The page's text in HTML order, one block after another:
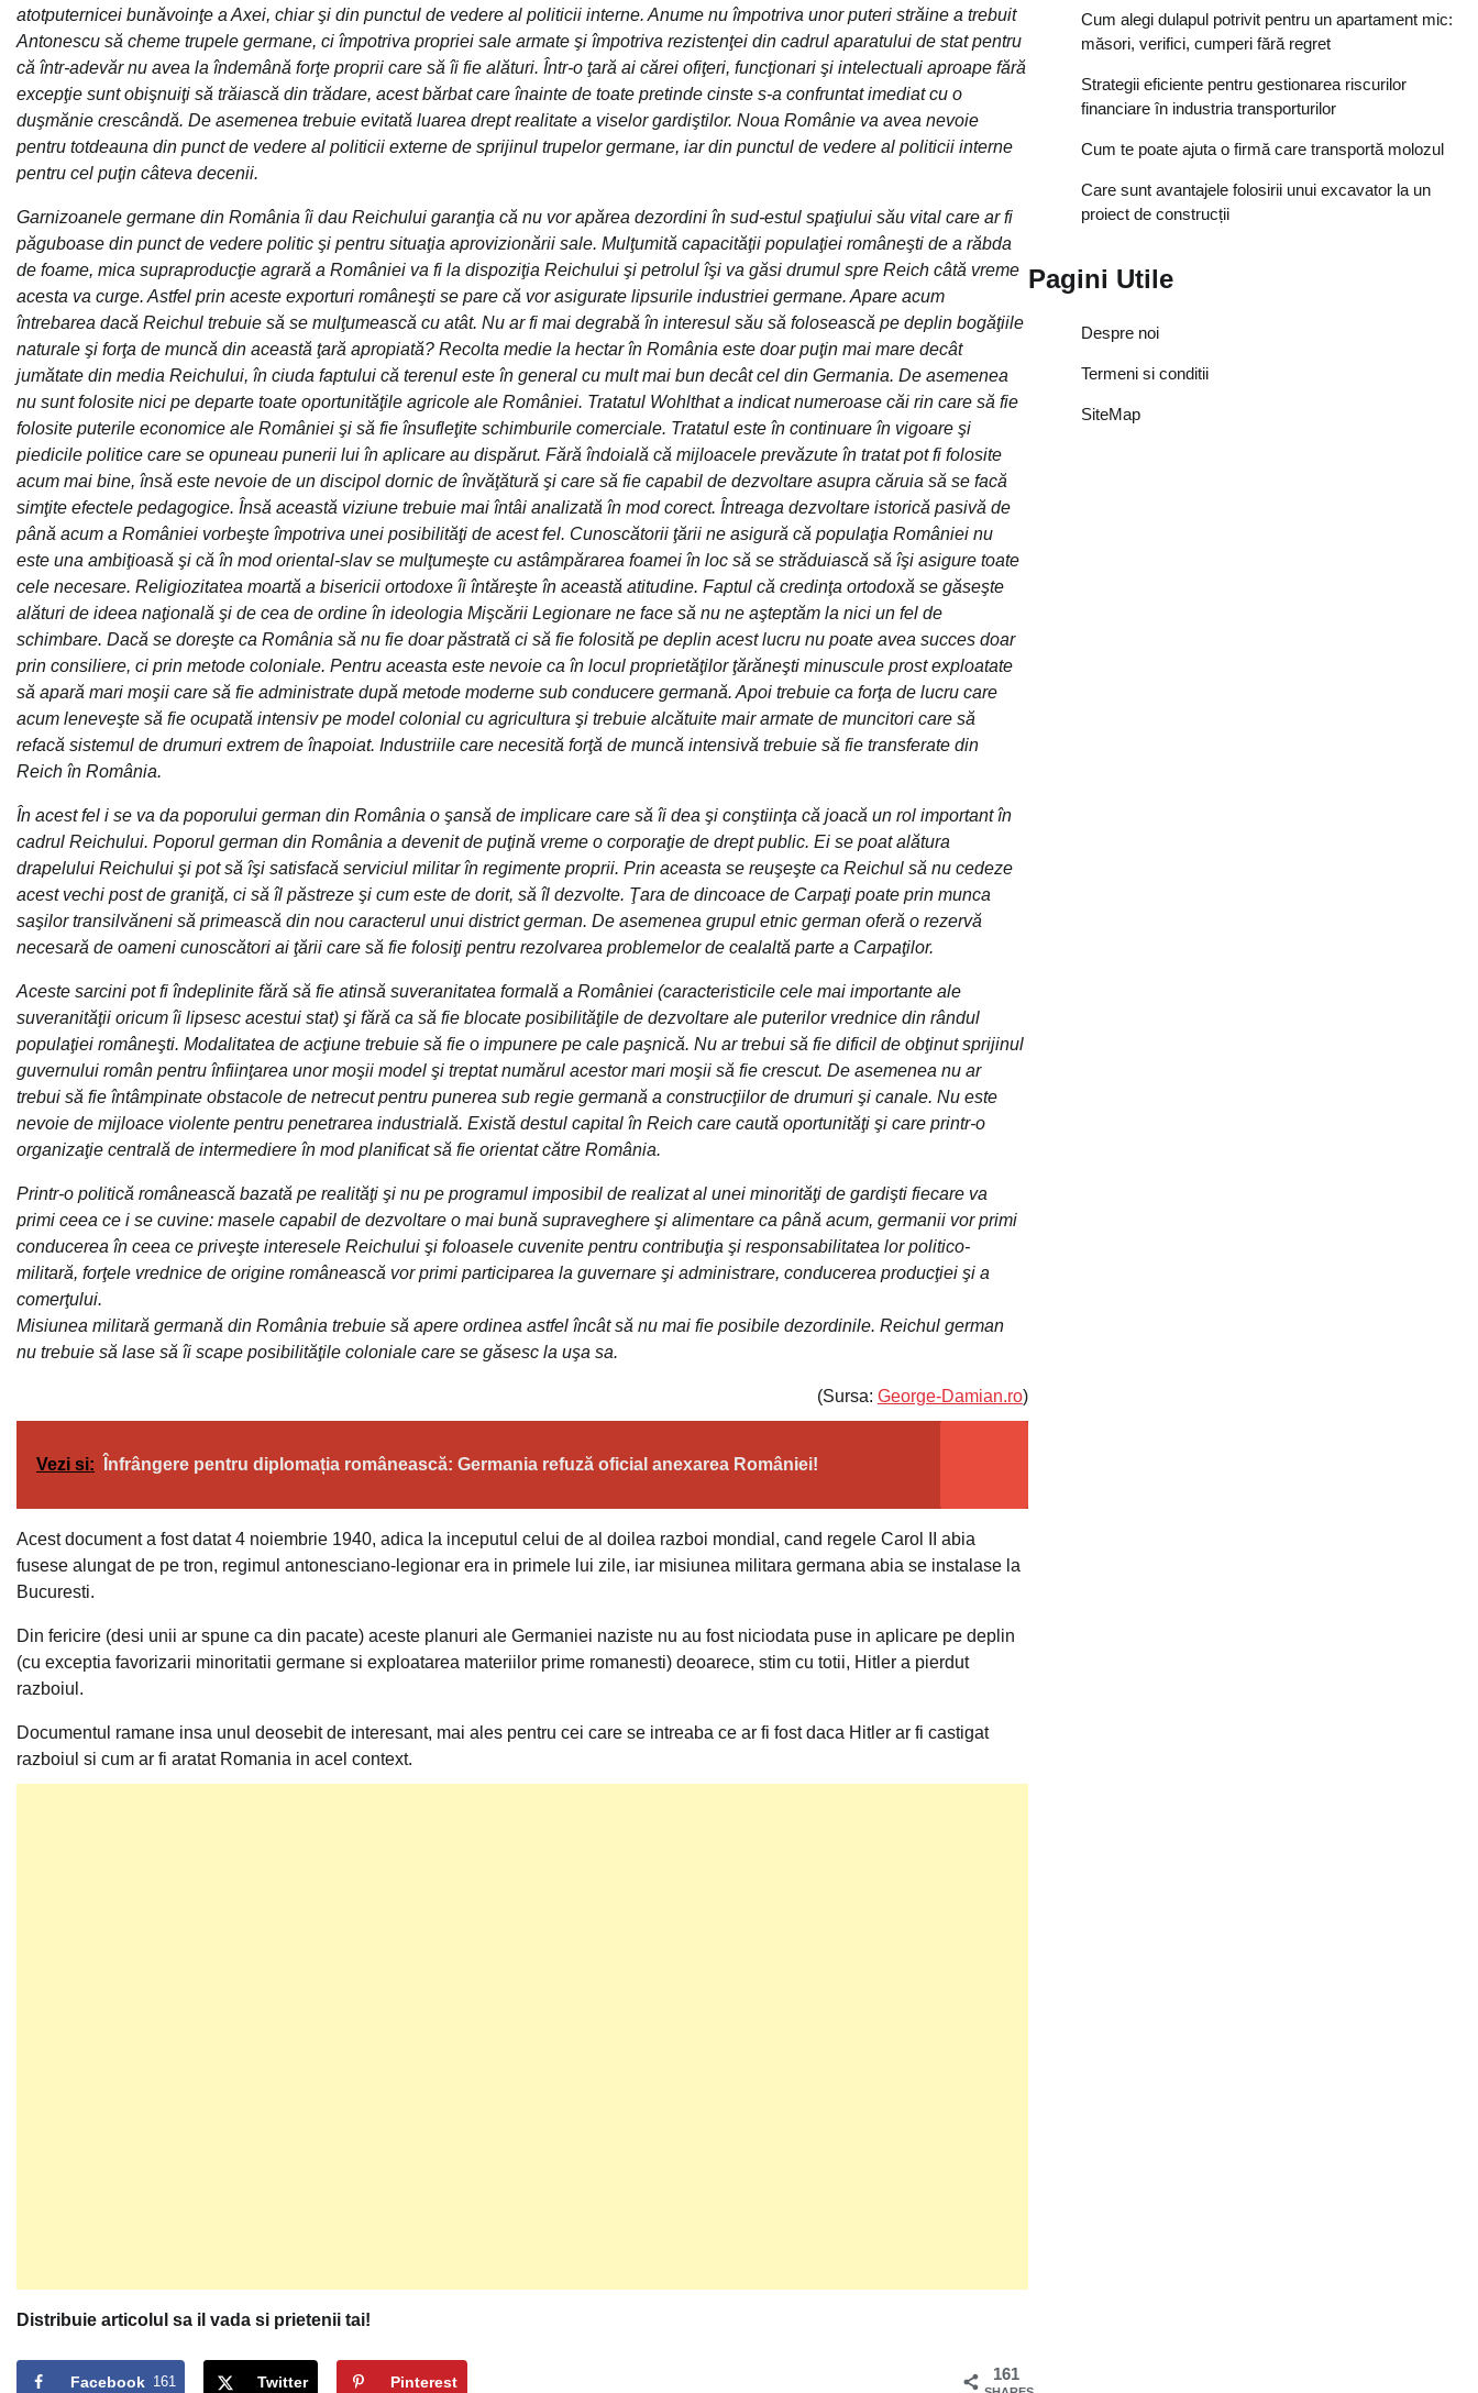
atotputernicei bunăvoinţe a Axei, chiar şi din punctul de vedere al politicii interne. Anume nu împotriva unor puteri străine a trebuit
Antonescu să cheme trupele germane, ci împotriva propriei sale armate şi împotriva rezistenţei din cadrul aparatului de stat pentru
că într-adevăr nu avea la îndemână forţe proprii care să îi fie alături. Într-o ţară ai cărei ofiţeri, funcţionari şi intelectuali aproape fără
excepţie sunt obişnuiţi să trăiască din trădare, acest bărbat care înainte de toate pretinde cinste s-a confruntat imediat cu o
duşmănie crescândă. De asemenea trebuie evitată luarea drept realitate a viselor gardiştilor. Noua Românie va avea nevoie
pentru totdeauna din punct de vedere al politicii externe de sprijinul trupelor germane, iar din punctul de vedere al politicii interne
pentru cel puţin câteva decenii.
Garnizoanele germane din România îi dau Reichului garanţia că nu vor apărea dezordini în sud-estul spaţiului său vital care ar fi
păguboase din punct de vedere politic şi pentru situaţia aprovizionării sale. Mulţumită capacităţii populaţiei româneşti de a răbda
de foame, mica supraproducţie agrară a României va fi la dispoziţia Reichului şi petrolul îşi va găsi drumul spre Reich câtă vreme
acesta va curge. Astfel prin aceste exporturi româneşti se pare că vor asigurate lipsurile industriei germane. Apare acum
întrebarea dacă Reichul trebuie să se mulţumească cu atât. Nu ar fi mai degrabă în interesul său să folosească pe deplin bogăţiile
naturale şi forţa de muncă din această ţară apropiată? Recolta medie la hectar în România este doar puţin mai mare decât
jumătate din media Reichului, în ciuda faptului că terenul este în general cu mult mai bun decât cel din Germania. De asemenea
nu sunt folosite nici pe departe toate oportunităţile agricole ale României. Tratatul Wohlthat a indicat numeroase căi rin care să fie
folosite puterile economice ale României şi să fie însufleţite schimburile comerciale. Tratatul este în continuare în vigoare şi
piedicile politice care se opuneau punerii lui în aplicare au dispărut. Fără îndoială că mijloacele prevăzute în tratat pot fi folosite
acum mai bine, însă este nevoie de un discipol dornic de învăţătură şi care să fie capabil de dezvoltare asupra căruia să se facă
simţite efectele pedagogice. Însă această viziune trebuie mai întâi analizată în mod corect. Întreaga dezvoltare istorică pasivă de
până acum a României vorbeşte împotriva unei posibilităţi de acest fel. Cunoscătorii ţării ne asigură că populaţia României nu
este una ambiţioasă şi că în mod oriental-slav se mulţumeşte cu astâmpărarea foamei în loc să se străduiască să îşi asigure toate
cele necesare. Religiozitatea moartă a bisericii ortodoxe îi întăreşte în această atitudine. Faptul că credinţa ortodoxă se găseşte
alături de ideea naţională şi de cea de ordine în ideologia Mişcării Legionare ne face să nu ne aşteptăm la nici un fel de
schimbare. Dacă se doreşte ca România să nu fie doar păstrată ci să fie folosită pe deplin acest lucru nu poate avea succes doar
prin consiliere, ci prin metode coloniale. Pentru aceasta este nevoie ca în locul proprietăţilor ţărăneşti minuscule prost exploatate
să apară mari moşii care să fie administrate după metode moderne sub conducere germană. Apoi trebuie ca forţa de lucru care
acum leneveşte să fie ocupată intensiv pe model colonial cu agricultura şi trebuie alcătuite mair armate de muncitori care să
refacă sistemul de drumuri extrem de înapoiat. Industriile care necesită forţă de muncă intensivă trebuie să fie transferate din
Reich în România.
În acest fel i se va da poporului german din România o şansă de implicare care să îi dea şi conştiinţa că joacă un rol important în
cadrul Reichului. Poporul german din România a devenit de puţină vreme o corporaţie de drept public. Ei se poat alătura
drapelului Reichului şi pot să îşi satisfacă serviciul militar în regimente proprii. Prin aceasta se reuşeşte ca Reichul să nu cedeze
acest vechi post de graniţă, ci să îl păstreze şi cum este de dorit, să îl dezvolte. Ţara de dincoace de Carpaţi poate prin munca
saşilor transilvăneni să primească din nou caracterul unui district german. De asemenea grupul etnic german oferă o rezervă
necesară de oameni cunoscători ai ţării care să fie folosiţi pentru rezolvarea problemelor de cealaltă parte a Carpaţilor.
Aceste sarcini pot fi îndeplinite fără să fie atinsă suveranitatea formală a României (caracteristicile cele mai importante ale
suveranităţii oricum îi lipsesc acestui stat) şi fără ca să fie blocate posibilităţile de dezvoltare ale puterilor vrednice din rândul
populaţiei româneşti. Modalitatea de acţiune trebuie să fie o impunere pe cale paşnică. Nu ar trebui să fie dificil de obţinut sprijinul
guvernului român pentru înfiinţarea unor moşii model şi treptat numărul acestor mari moşii să fie crescut. De asemenea nu ar
trebui să fie întâmpinate obstacole de netrecut pentru punerea sub regie germană a construcţiilor de drumuri şi canale. Nu este
nevoie de mijloace violente pentru penetrarea industrială. Există destul capital în Reich care caută oportunităţi şi care printr-o
organizaţie centrală de intermediere în mod planificat să fie orientat către România.
Printr-o politică românească bazată pe realităţi şi nu pe programul imposibil de realizat al unei minorităţi de gardişti fiecare va
primi ceea ce i se cuvine: masele capabil de dezvoltare o mai bună supraveghere şi alimentare ca până acum, germanii vor primi
conducerea în ceea ce priveşte interesele Reichului şi foloasele cuvenite pentru contribuţia şi responsabilitatea lor politico-
militară, forţele vrednice de origine românească vor primi participarea la guvernare şi administrare, conducerea producţiei şi a
comerţului.
Misiunea militară germană din România trebuie să apere ordinea astfel încât să nu mai fie posibile dezordinile. Reichul german
nu trebuie să lase să îi scape posibilităţile coloniale care se găsesc la uşa sa.
(Sursa: George-Damian.ro)
Vezi si: Înfrângere pentru diplomația românească: Germania refuză oficial anexarea României!
Acest document a fost datat 4 noiembrie 1940, adica la inceputul celui de al doilea razboi mondial, cand regele Carol II abia
fusese alungat de pe tron, regimul antonesciano-legionar era in primele lui zile, iar misiunea militara germana abia se instalase la
Bucuresti.
Din fericire (desi unii ar spune ca din pacate) aceste planuri ale Germaniei naziste nu au fost niciodata puse in aplicare pe deplin
(cu exceptia favorizarii minoritatii germane si exploatarea materiilor prime romanesti) deoarece, stim cu totii, Hitler a pierdut
razboiul.
Documentul ramane insa unul deosebit de interesant, mai ales pentru cei care se intreaba ce ar fi fost daca Hitler ar fi castigat
razboiul si cum ar fi aratat Romania in acel context.
Distribuie articolul sa il vada si prietenii tai!
161
Facebook 161 Twitter Pinterest
Cum alegi dulapul potrivit pentru un apartament mic:
măsori, verifici, cumperi fără regret
Strategii eficiente pentru gestionarea riscurilor
financiare în industria transporturilor
Cum te poate ajuta o firmă care transportă molozul
Care sunt avantajele folosirii unui excavator la un
proiect de construcții
Pagini Utile
Despre noi
Termeni si conditii
SiteMap